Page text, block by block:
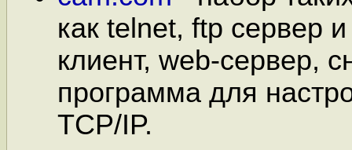
как telnet, ftp сервер
клиент, web-сервер,
программа для
TCP/IP.